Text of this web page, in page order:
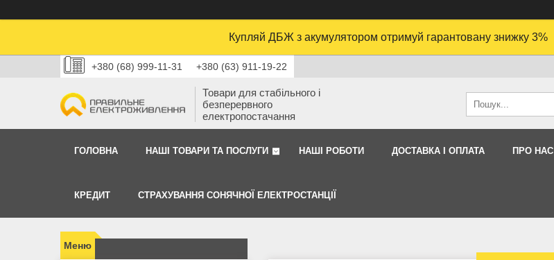
Купляй ДБЖ з акумулятором отримуй гарантовану знижку 3%
+380 (68) 999-11-31 +380 (63) 911-19-22
Товари для стабільного і
безперервного
електропостачання
ГОЛОВНА НАШІ ТОВАРИ ТА ПОСЛУГИ НАШI РОБОТИ ДОСТАВКА І ОПЛАТА ПРО НАС
КРЕДИТ СТРАХУВАННЯ СОНЯЧНОЇ ЕЛЕКТРОСТАНЦІЇ